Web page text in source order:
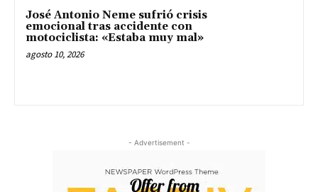
José Antonio Neme sufrió crisis
emocional tras accidente con
motociclista: «Estaba muy mal»
agosto 10, 2026
- Advertisement -